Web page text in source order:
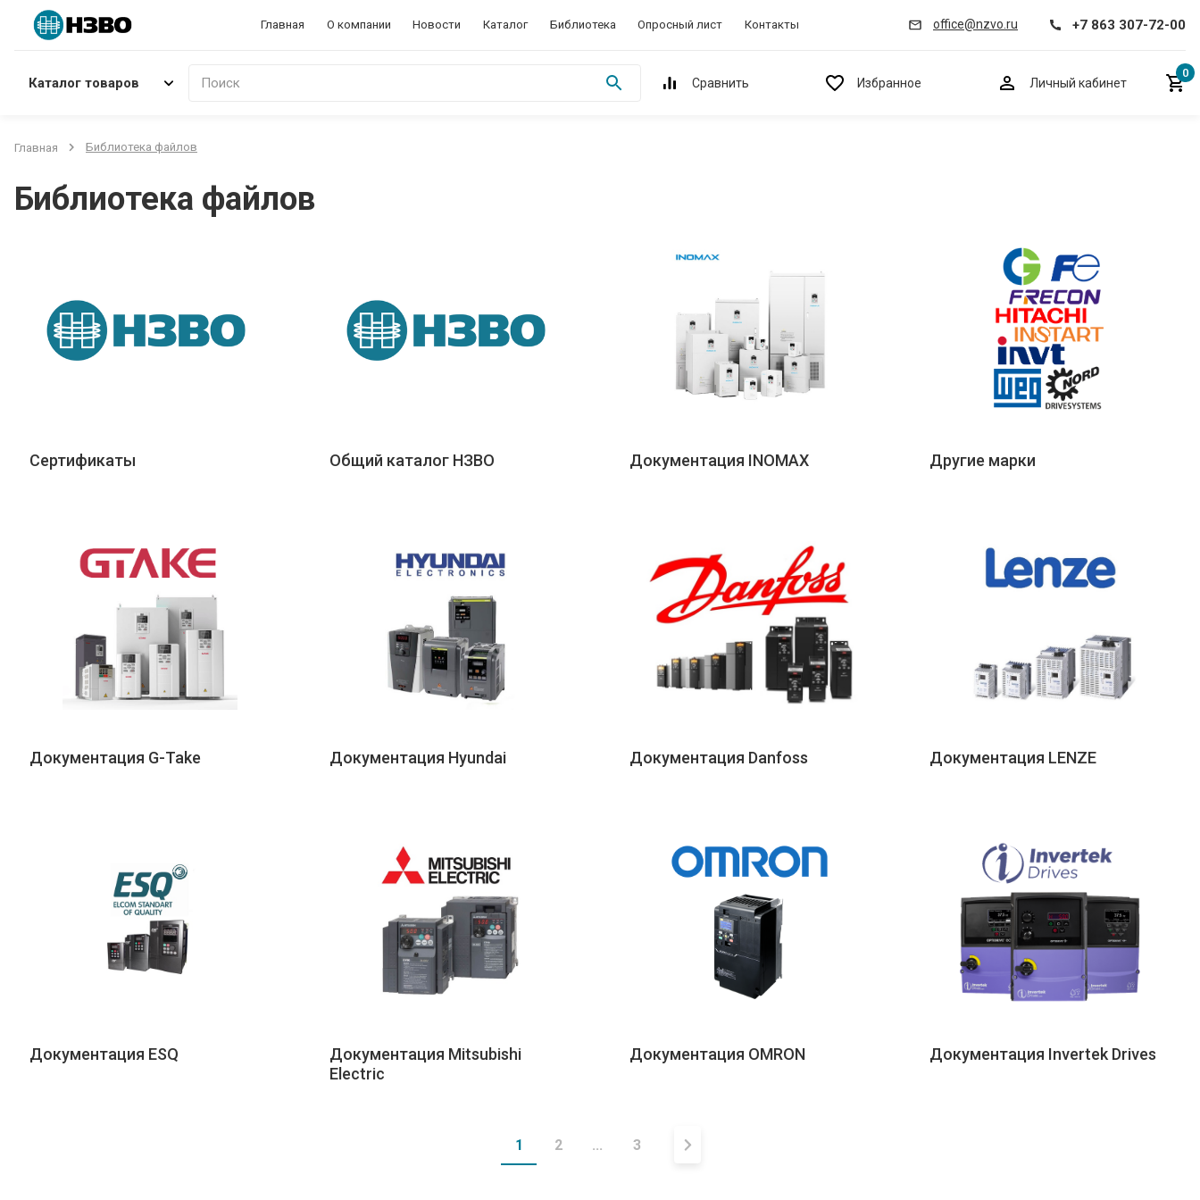
Главная О компании Новости Каталог Библиотека Опросный лист Контакты office@nzvo.ru +7 863 307-72-00
Каталог товаров Поиск Сравнить Избранное Личный кабинет
0
Главная Библиотека файлов
Библиотека файлов
Сертификаты Общий каталог НЗВО Документация INOMAX Другие марки
Документация G-Take Документация Hyundai Документация Danfoss Документация LENZE
Документация ESQ
Документация Mitsubishi
Electric
Документация OMRON Документация Invertek Drives
1 2 ... 3